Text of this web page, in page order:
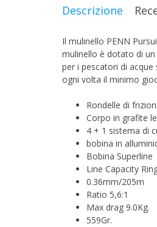
Descrizione
Il mulinello PENN
mulinello è dotato di
per i pescatori di acque
ogni volta il minimo
Rondelle di
Corpo in grafite
4 + 1 sistema di
bobina in
Bobina Superline
Line Capacity
0.36mm/205m
Ratio 5,6:1
Max drag 9.0Kg.
559Gr.